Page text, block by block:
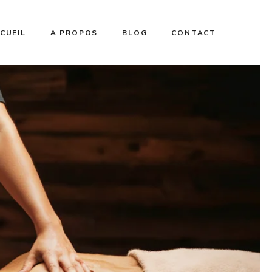
A PROPOS BLOG CONTACT